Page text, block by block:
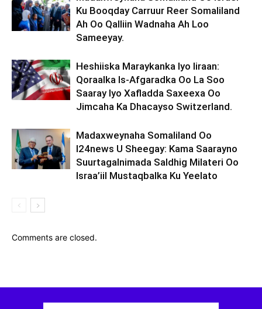
Ku Booqday Carruur Reer Somaliland
Ah Oo Qalliin Wadnaha Ah Loo
Sameeyay.
Heshiiska Maraykanka Iyo Iiraan:
Qoraalka Is-Afgaradka Oo La Soo
Saaray Iyo Xafladda Saxeexa Oo
Jimcaha Ka Dhacayso Switzerland.
Madaxweynaha Somaliland Oo
I24news U Sheegay: Kama Saarayno
Suurtagalnimada Saldhig Milateri Oo
Israa’iil Mustaqbalka Ku Yeelato
Comments are closed.